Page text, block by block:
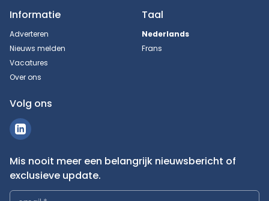
Informatie
Adverteren
Nieuws melden
Vacatures
Over ons
Taal
Nederlands
Frans
Volg ons
Mis nooit meer een belangrijk nieuwsbericht of
exclusieve update.